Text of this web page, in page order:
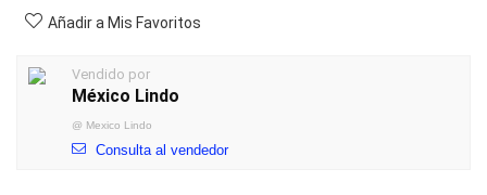
Añadir a Mis Favoritos
Vendido por
México Lindo
@ Mexico Lindo
Consulta al vendedor